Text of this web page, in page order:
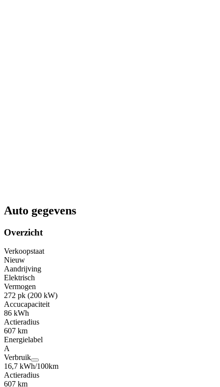
Auto gegevens
Overzicht
Verkoopstaat
Nieuw
Aandrijving
Elektrisch
Vermogen
272 pk (200 kW)
Accucapaciteit
86 kWh
Actieradius
607 km
Energielabel
A
Verbruik
16,7 kWh/100km
Actieradius
607 km